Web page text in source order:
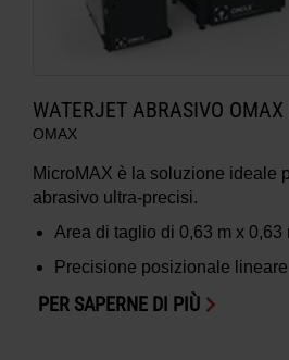
WATERJET ABRASIVO
OMAX
MicroMAX è la soluzione ideale
abrasivo ultra-precisi.
Area di taglio di 0,63 m x 0,63
Precisione posizionale lineare
PER SAPERNE DI PIÙ